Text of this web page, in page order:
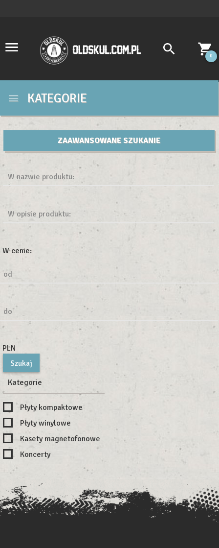
0
KATEGORIE
ZAAWANSOWANE SZUKANIE
W nazwie produktu:
W opisie produktu:
W cenie:
od
do
PLN
Kategorie
Płyty kompaktowe
Płyty winylowe
Kasety magnetofonowe
Koncerty